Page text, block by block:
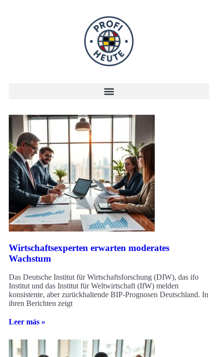
Wirtschaftsexperten erwarten moderates
Wachstum
Das Deutsche Institut für Wirtschaftsforschung (DIW), das ifo
Institut und das Institut für Weltwirtschaft (IfW) melden
konsistente, aber zurückhaltende BIP-Prognosen Deutschland. In
ihren Berichten zeigt
Leer más »